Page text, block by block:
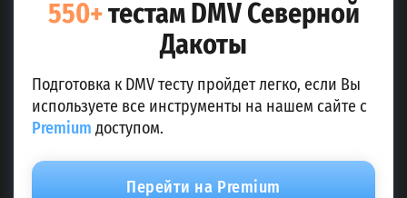
550+тестам DMV Северной
Дакоты
Подготовка к DMV тесту пройдет легко, если Вы
используете все инструменты на нашем сайте с
Premium доступом.
Перейти на Premium